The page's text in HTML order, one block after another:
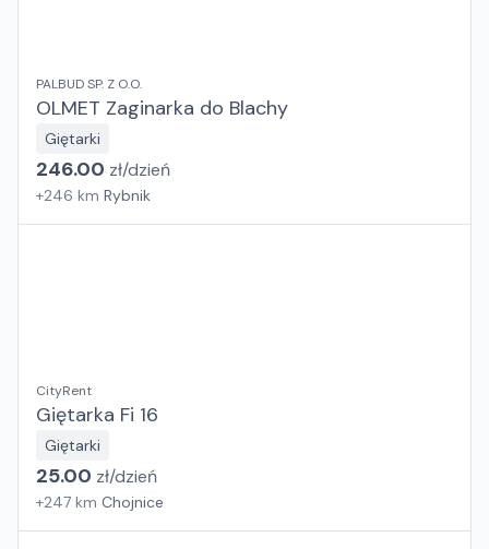
PALBUD SP. Z O.O.
OLMET Zaginarka do Blachy
Giętarki
246.00 zł/dzień
+246 km Rybnik
CityRent
Giętarka Fi 16
Giętarki
25.00 zł/dzień
+247 km Chojnice